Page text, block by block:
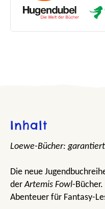
Inhalt
Loewe-Bücher:
Die neue
derArtemis Fowl-
Abenteuer für Fantasy-